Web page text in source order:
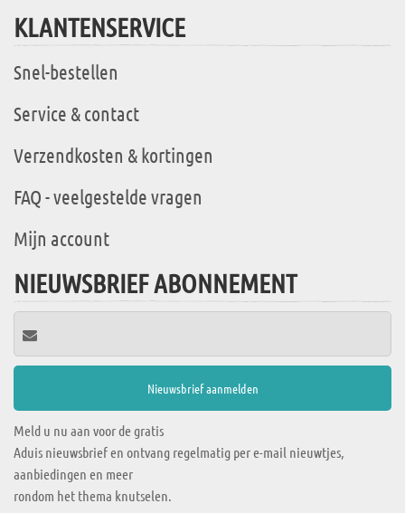
KLANTENSERVICE
Snel-bestellen
Service & contact
Verzendkosten & kortingen
FAQ - veelgestelde vragen
Mijn account
NIEUWSBRIEF ABONNEMENT
Meld u nu aan voor de gratis
Aduis nieuwsbrief en ontvang regelmatig per e-mail nieuwtjes,
aanbiedingen en meer
rondom het thema knutselen.